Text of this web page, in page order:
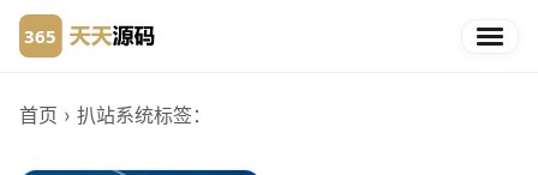
首页 › 扒站系统标签：